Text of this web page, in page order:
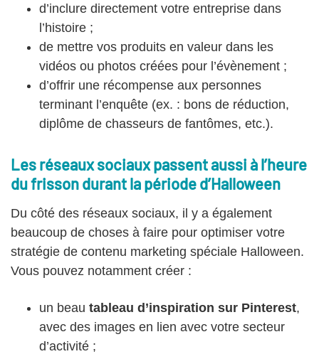
d’inclure directement votre entreprise dans
l’histoire ;
de mettre vos produits en valeur dans les
vidéos ou photos créées pour l’évènement ;
d’offrir une récompense aux personnes
terminant l’enquête (ex. : bons de réduction,
diplôme de chasseurs de fantômes, etc.).
Les réseaux sociaux passent aussi à l’heure
du frisson durant la période d’Halloween
Du côté des réseaux sociaux, il y a également
beaucoup de choses à faire pour optimiser votre
stratégie de contenu marketing spéciale Halloween.
Vous pouvez notamment créer :
un beau tableau d’inspiration sur Pinterest,
avec des images en lien avec votre secteur
d’activité ;